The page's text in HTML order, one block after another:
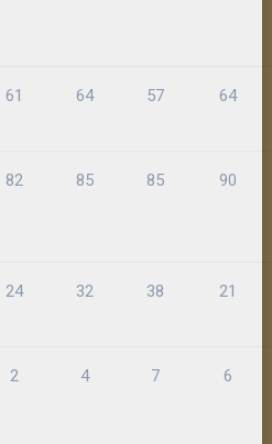
61 64 57 64
82 85 85 90
24 32 38 21
2 4 7 6